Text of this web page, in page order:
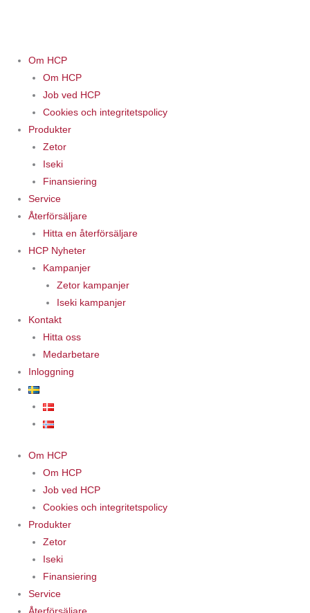
Om HCP
Om HCP
Job ved HCP
Cookies och integritetspolicy
Produkter
Zetor
Iseki
Finansiering
Service
Återförsäljare
Hitta en återförsäljare
HCP Nyheter
Kampanjer
Zetor kampanjer
Iseki kampanjer
Kontakt
Hitta oss
Medarbetare
Inloggning
Om HCP
Om HCP
Job ved HCP
Cookies och integritetspolicy
Produkter
Zetor
Iseki
Finansiering
Service